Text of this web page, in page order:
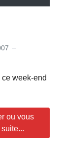
week-end
ou vous